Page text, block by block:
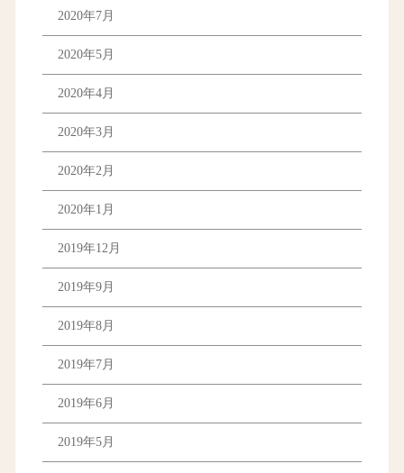
2020年7月
2020年5月
2020年4月
2020年3月
2020年2月
2020年1月
2019年12月
2019年9月
2019年8月
2019年7月
2019年6月
2019年5月